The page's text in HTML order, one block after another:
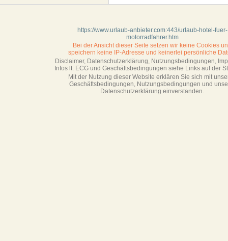
https://www.urlaub-anbieter.com:443/urlaub-hotel-fuer-
motorradfahrer.htm
Bei der Ansicht dieser Seite setzen wir keine Cookies
speichern keine IP-Adresse und keinerlei persönliche
Disclaimer, Datenschutzerklärung, Nutzungsbedingungen,
Infos lt. ECG und Geschäftsbedingungen siehe Links auf der
Mit der Nutzung dieser Website erklären Sie sich mit
Geschäftsbedin­gungen, Nutzungsbedingungen und
Datenschutzerklärung einverstanden.